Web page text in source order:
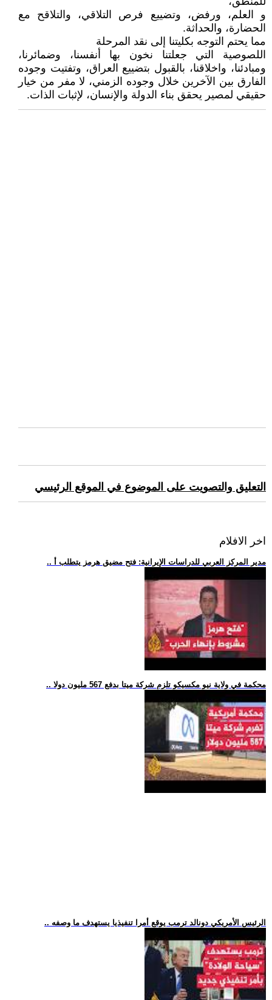
و العلم، ورفض، وتضييع فرص التلاقي، والتلاقح مع
الحضارة، والحداثة.
مما يحتم التوجه بكليتنا إلى نقد المرحلة
اللصوصية التي جعلتنا نخون بها أنفسنا، وضمائرنا،
ومبادئنا، واخلاقنا، بالقبول بتضييع العراق، وتفتيت وجوده
الفارق بين الآخرين خلال وجوده الزمني، لا مفر من خيار
حقيقي لمصير يحقق بناء الدولة والإنسان، لإثبات الذات.
التعليق والتصويت على الموضوع في الموقع الرئيسي
اخر الافلام
.. مدير المركز العربي للدراسات الإيرانية: فتح مضيق هرمز يتطلب أ
.. محكمة في ولاية نيو مكسيكو تلزم شركة ميتا بدفع 567 مليون دولا
.. الرئيس الأمريكي دونالد ترمب يوقع أمرا تنفيذيا يستهدف ما وصفه